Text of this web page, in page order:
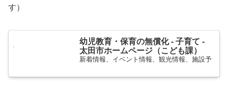
す）
幼児教育・保育の無償化 - 子育て -
太田市ホームページ（こども課）
新着情報、イベント情報、観光情報、施設予